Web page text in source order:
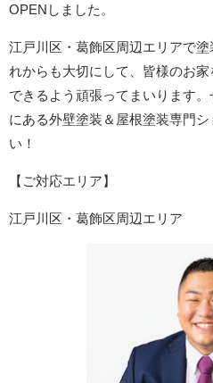
OPENしました。
江戸川区・葛飾区周辺エリアで塗
れからも大切にして、皆様のお
できるよう頑張ってまいります
にある外壁塗装＆屋根塗装専門
い！
【ご対応エリア】
江戸川区・葛飾区周辺エリア